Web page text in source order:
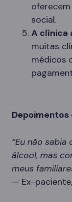
social.
A clínica
muitas
médicos
Depoimentos
“Eu não
álcool, mas
meus
— Ex-